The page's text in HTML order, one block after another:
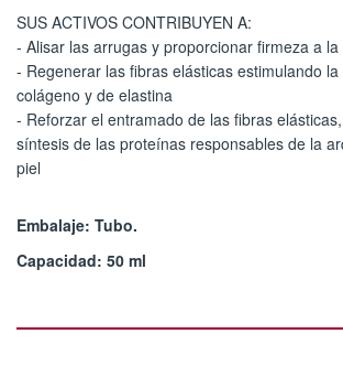
SUS ACTIVOS CONTRIBUYEN A:
- Alisar las arrugas y proporcionar firmeza a la
- Regenerar las fibras elásticas estimulando
colágeno y de elastina
- Reforzar el entramado de las fibras
síntesis de las proteínas responsables de la
piel
Embalaje: Tubo.
Capacidad: 50 ml